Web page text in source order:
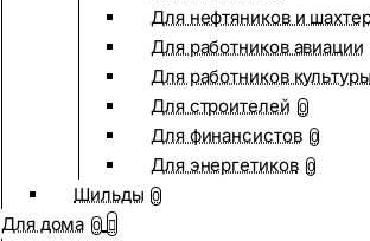
Для нефтяников и
Для работников авиации
Для работников
Для строителей 0
Для финансистов 0
Для энергетиков 0
Шильды 0
Для дома 0